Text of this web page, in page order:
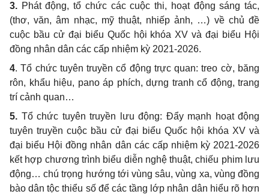
3. Phát động, tổ chức các cuộc thi, hoạt động sáng tác,
(thơ, văn, âm nhạc, mỹ thuật, nhiếp ảnh, …) về chủ đề
cuộc bầu cử đại biểu Quốc hội khóa XV và đại biểu Hội
đồng nhân dân các cấp nhiệm kỳ 2021-2026.
4. Tổ chức tuyên truyền cổ động trực quan: treo cờ, băng
rôn, khẩu hiệu, pano áp phích, dựng tranh cổ động, trang
trí cảnh quan…
5. Tổ chức tuyên truyền lưu động: Đẩy mạnh hoạt động
tuyên truyền cuộc bầu cử đại biểu Quốc hội khóa XV và
đại biểu Hội đồng nhân dân các cấp nhiệm kỳ 2021-2026
kết hợp chương trình biểu diễn nghệ thuật, chiếu phim lưu
động… chú trọng hướng tới vùng sâu, vùng xa, vùng đồng
bào dân tộc thiểu số để các tầng lớp nhân dân hiểu rõ hơn